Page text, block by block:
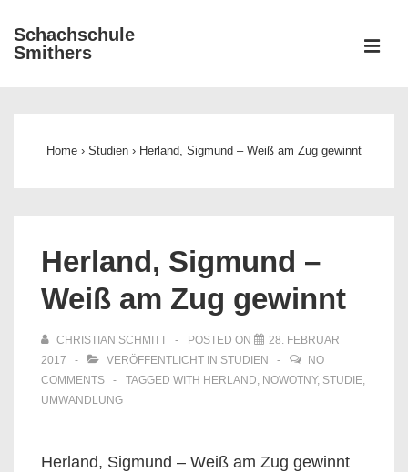
Zum
Inhalt
Schachschule
Smithers
Home › Studien › Herland, Sigmund – Weiß am Zug gewinnt
Herland, Sigmund –
Weiß am Zug gewinnt
CHRISTIAN SCHMITT POSTED ON
28. FEBRUAR
2017
VERÖFFENTLICHT IN STUDIEN
NO
COMMENTS
TAGGED WITH HERLAND, NOWOTNY, STUDIE,
UMWANDLUNG
Herland, Sigmund – Weiß am Zug gewinnt